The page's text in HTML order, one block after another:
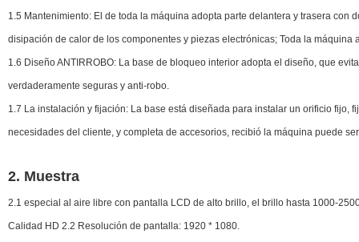
1.5 Mantenimiento: El de toda la máquina adopta parte delantera y trasera
disipación de calor de los componentes y piezas electrónicas; Toda la
1.6 Diseño ANTIRROBO: La base de bloqueo interior adopta el diseño, que
verdaderamente seguras y anti-robo.
1.7 La instalación y fijación: La base está diseñada para instalar un orificio
necesidades del cliente, y completa de accesorios, recibió la máquina puede
2. Muestra
2.1 especial al aire libre con pantalla LCD de alto brillo, el brillo hasta 1000-
Calidad HD 2.2 Resolución de pantalla: 1920 * 1080.